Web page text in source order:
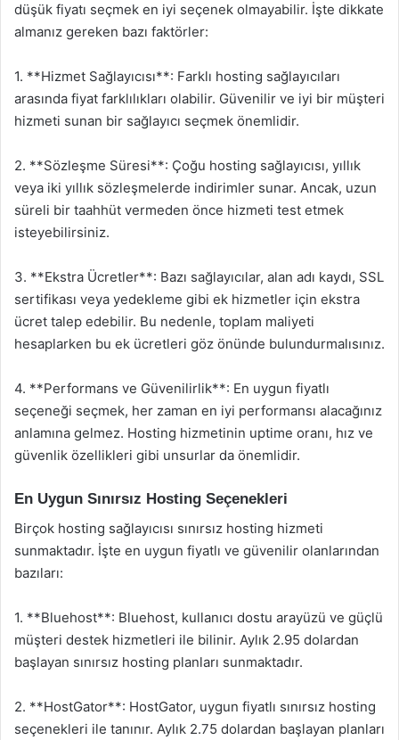
düşük fiyatı seçmek en iyi seçenek olmayabilir. İşte dikkate
almanız gereken bazı faktörler:
1. **Hizmet Sağlayıcısı**: Farklı hosting sağlayıcıları
arasında fiyat farklılıkları olabilir. Güvenilir ve iyi bir müşteri
hizmeti sunan bir sağlayıcı seçmek önemlidir.
2. **Sözleşme Süresi**: Çoğu hosting sağlayıcısı, yıllık
veya iki yıllık sözleşmelerde indirimler sunar. Ancak, uzun
süreli bir taahhüt vermeden önce hizmeti test etmek
isteyebilirsiniz.
3. **Ekstra Ücretler**: Bazı sağlayıcılar, alan adı kaydı, SSL
sertifikası veya yedekleme gibi ek hizmetler için ekstra
ücret talep edebilir. Bu nedenle, toplam maliyeti
hesaplarken bu ek ücretleri göz önünde bulundurmalısınız.
4. **Performans ve Güvenilirlik**: En uygun fiyatlı
seçeneği seçmek, her zaman en iyi performansı alacağınız
anlamına gelmez. Hosting hizmetinin uptime oranı, hız ve
güvenlik özellikleri gibi unsurlar da önemlidir.
En Uygun Sınırsız Hosting Seçenekleri
Birçok hosting sağlayıcısı sınırsız hosting hizmeti
sunmaktadır. İşte en uygun fiyatlı ve güvenilir olanlarından
bazıları:
1. **Bluehost**: Bluehost, kullanıcı dostu arayüzü ve güçlü
müşteri destek hizmetleri ile bilinir. Aylık 2.95 dolardan
başlayan sınırsız hosting planları sunmaktadır.
2. **HostGator**: HostGator, uygun fiyatlı sınırsız hosting
seçenekleri ile tanınır. Aylık 2.75 dolardan başlayan planları